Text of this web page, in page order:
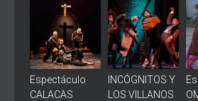
Espectáculo
CALACAS
INCÓGNITOS Y
LOS VILLANOS